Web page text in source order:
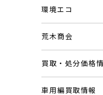
環境エコ
荒木商会
買取・処分価格
車用編買取情報